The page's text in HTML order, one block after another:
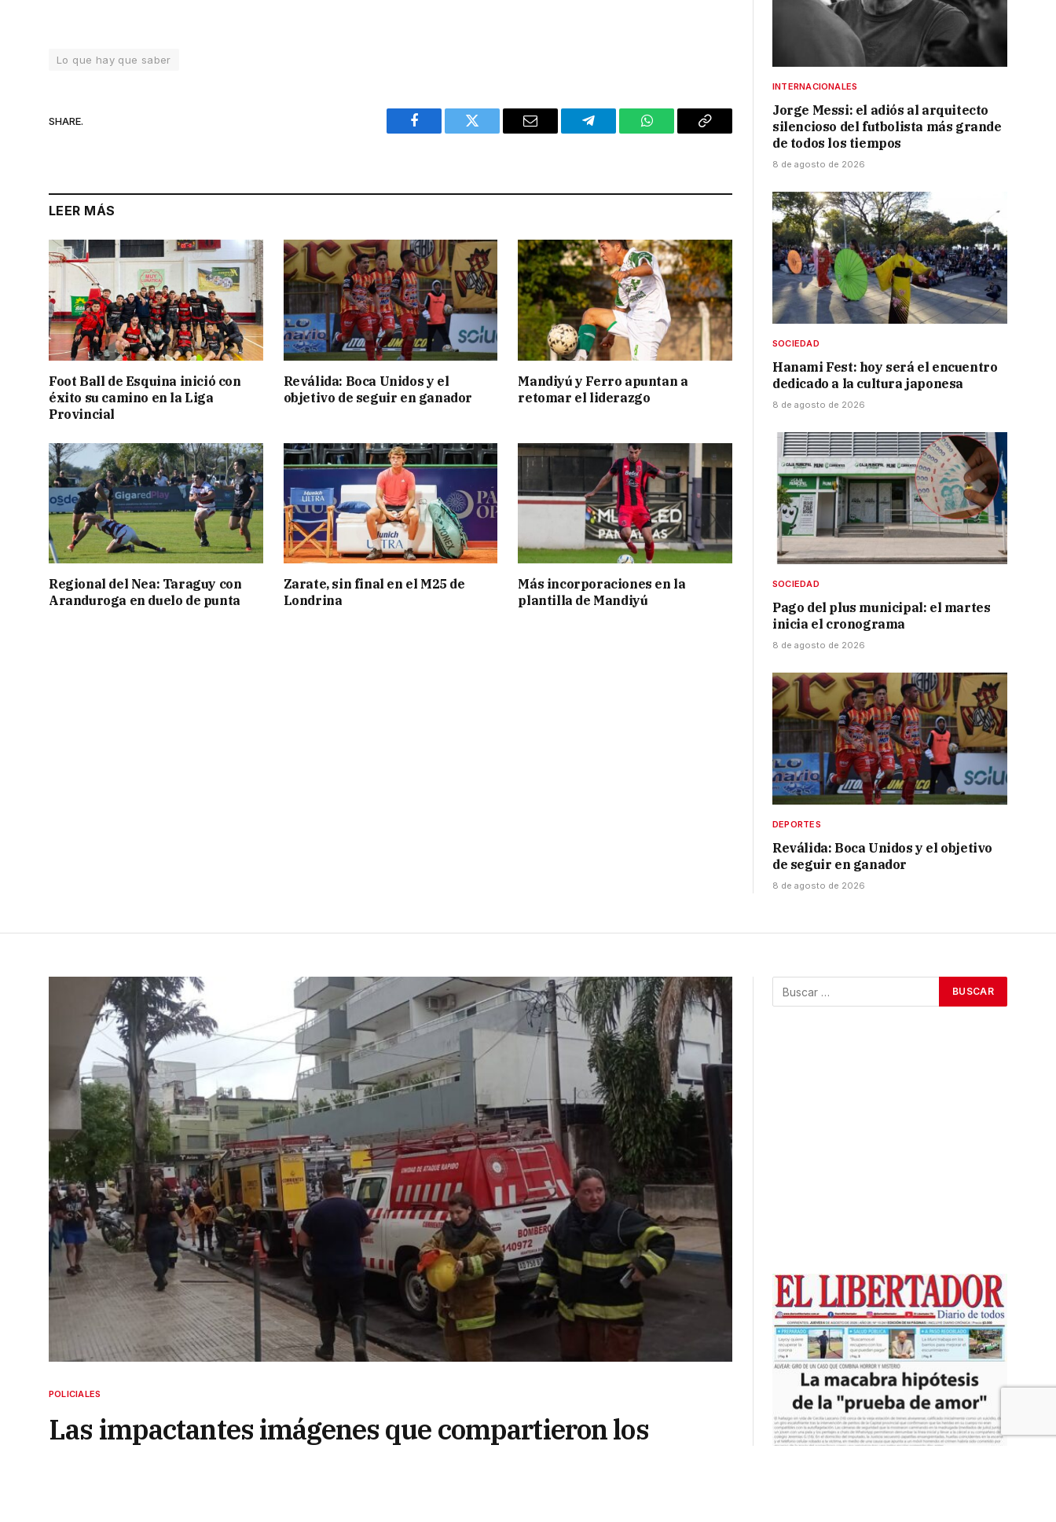
Lo que hay que saber
SHARE.
Facebook Twitter Email Telegram WhatsAppCopy
LEER MÁS
Foot Ball de Esquina inició con
éxito su camino en la Liga
Provincial
Reválida: Boca Unidos y el
objetivo de seguir en ganador
Mandiyú y Ferro apuntan a
retomar el liderazgo
Regional del Nea: Taraguy con
Aranduroga en duelo de punta
Zarate, sin final en el M25 de
Londrina
Más incorporaciones en la
plantilla de Mandiyú
INTERNACIONALES
Jorge Messi: el adiós al arquitecto
silencioso del futbolista más grande
de todos los tiempos
8 de agosto de 2026
SOCIEDAD
Hanami Fest: hoy será el encuentro
dedicado a la cultura japonesa
8 de agosto de 2026
SOCIEDAD
Pago del plus municipal: el martes
inicia el cronograma
8 de agosto de 2026
DEPORTES
Reválida: Boca Unidos y el objetivo
de seguir en ganador
8 de agosto de 2026
POLICIALES
Las impactantes imágenes que compartieron los